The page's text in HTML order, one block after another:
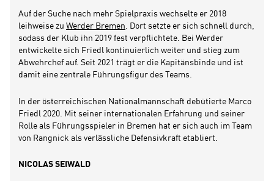
Auf der Suche nach mehr Spielpraxis wechselte er 2018
leihweise zu Werder Bremen . Dort setzte er sich schnell durch,
sodass der Klub ihn 2019 fest verpflichtete. Bei Werder
entwickelte sich Friedl kontinuierlich weiter und stieg zum
Abwehrchef auf. Seit 2021 trägt er die Kapitänsbinde und ist
damit eine zentrale Führungsfigur des Teams.
In der österreichischen Nationalmannschaft debütierte Marco
Friedl 2020. Mit seiner internationalen Erfahrung und seiner
Rolle als Führungsspieler in Bremen hat er sich auch im Team
von Rangnick als verlässliche Defensivkraft etabliert.
NICOLAS SEIWALD